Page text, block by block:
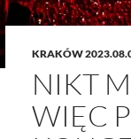
KRAKÓW
NIKT
WIĘC